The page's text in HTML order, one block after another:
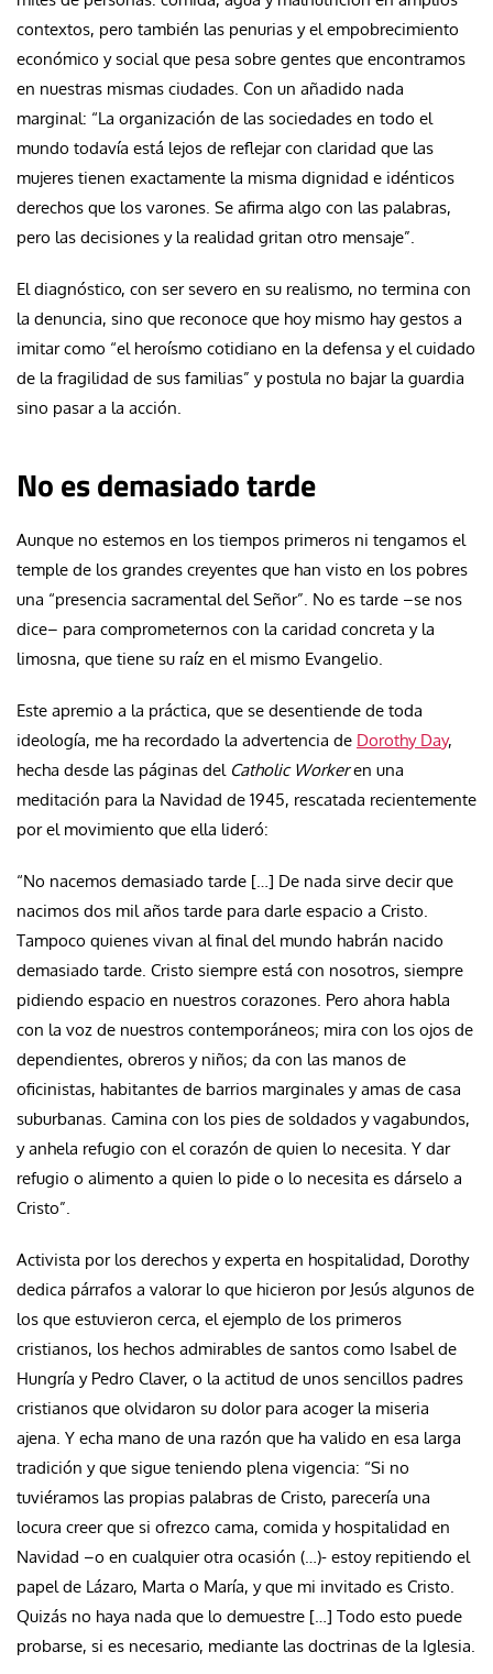
contextos, pero también las penurias y el empobrecimiento
económico y social que pesa sobre gentes que encontramos
en nuestras mismas ciudades. Con un añadido nada
marginal: “La organización de las sociedades en todo el
mundo todavía está lejos de reflejar con claridad que las
mujeres tienen exactamente la misma dignidad e idénticos
derechos que los varones. Se afirma algo con las palabras,
pero las decisiones y la realidad gritan otro mensaje”.
El diagnóstico, con ser severo en su realismo, no termina con
la denuncia, sino que reconoce que hoy mismo hay gestos a
imitar como “el heroísmo cotidiano en la defensa y el cuidado
de la fragilidad de sus familias” y postula no bajar la guardia
sino pasar a la acción.
No es demasiado tarde
Aunque no estemos en los tiempos primeros ni tengamos el
temple de los grandes creyentes que han visto en los pobres
una “presencia sacramental del Señor”. No es tarde –se nos
dice– para comprometernos con la caridad concreta y la
limosna, que tiene su raíz en el mismo Evangelio.
Este apremio a la práctica, que se desentiende de toda
ideología, me ha recordado la advertencia de Dorothy Day,
hecha desde las páginas del Catholic Workeren una
meditación para la Navidad de 1945, rescatada recientemente
por el movimiento que ella lideró:
“No nacemos demasiado tarde […] De nada sirve decir que
nacimos dos mil años tarde para darle espacio a Cristo.
Tampoco quienes vivan al final del mundo habrán nacido
demasiado tarde. Cristo siempre está con nosotros, siempre
pidiendo espacio en nuestros corazones. Pero ahora habla
con la voz de nuestros contemporáneos; mira con los ojos de
dependientes, obreros y niños; da con las manos de
oficinistas, habitantes de barrios marginales y amas de casa
suburbanas. Camina con los pies de soldados y vagabundos,
y anhela refugio con el corazón de quien lo necesita. Y dar
refugio o alimento a quien lo pide o lo necesita es dárselo a
Cristo”.
Activista por los derechos y experta en hospitalidad, Dorothy
dedica párrafos a valorar lo que hicieron por Jesús algunos de
los que estuvieron cerca, el ejemplo de los primeros
cristianos, los hechos admirables de santos como Isabel de
Hungría y Pedro Claver, o la actitud de unos sencillos padres
cristianos que olvidaron su dolor para acoger la miseria
ajena. Y echa mano de una razón que ha valido en esa larga
tradición y que sigue teniendo plena vigencia: “Si no
tuviéramos las propias palabras de Cristo, parecería una
locura creer que si ofrezco cama, comida y hospitalidad en
Navidad –o en cualquier otra ocasión (…)- estoy repitiendo el
papel de Lázaro, Marta o María, y que mi invitado es Cristo.
Quizás no haya nada que lo demuestre […] Todo esto puede
probarse, si es necesario, mediante las doctrinas de la Iglesia.